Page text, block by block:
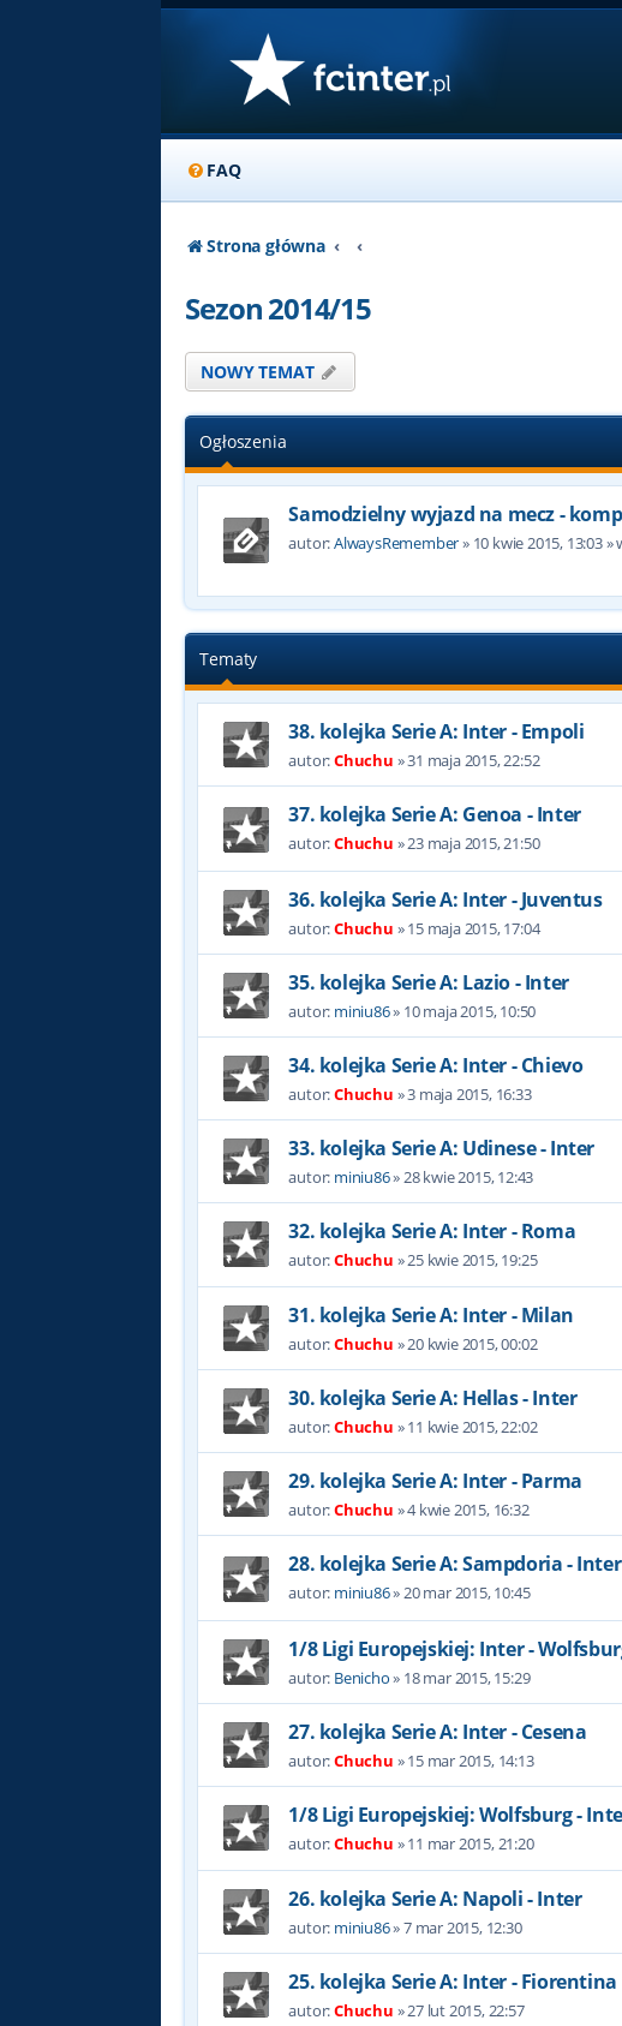
FAQ
Strona główna
Sezon 2014/15
NOWY TEMAT
Ogłoszenia
Samodzielny wyjazd na mecz -
autor:AlwaysRemember» 10 kwie 2015, 13:03»
Tematy
38. kolejka Serie A: Inter - Empoli
autor:Chuchu »31 maja 2015, 22:52
37. kolejka Serie A: Genoa - Inter
autor:Chuchu »23 maja 2015, 21:50
36. kolejka Serie A: Inter - Juventus
autor:Chuchu »15 maja 2015, 17:04
35. kolejka Serie A: Lazio - Inter
autor: miniu86» 10 maja 2015, 10:50
34. kolejka Serie A: Inter - Chievo
autor:Chuchu »3 maja 2015, 16:33
33. kolejka Serie A: Udinese - Inter
autor: miniu86»28 kwie 2015, 12:43
32. kolejka Serie A: Inter - Roma
autor:Chuchu »25 kwie 2015, 19:25
31. kolejka Serie A: Inter - Milan
autor:Chuchu »20 kwie 2015, 00:02
30. kolejka Serie A: Hellas - Inter
autor:Chuchu »11 kwie 2015, 22:02
29. kolejka Serie A: Inter - Parma
autor:Chuchu »4 kwie 2015, 16:32
28. kolejka Serie A: Sampdoria - Inter
autor: miniu86»20 mar 2015, 10:45
1/8 Ligi Europejskiej: Inter -
autor: Benicho» 18 mar 2015, 15:29
27. kolejka Serie A: Inter - Cesena
autor:Chuchu »15 mar 2015, 14:13
1/8 Ligi Europejskiej: Wolfsburg -
autor:Chuchu »11 mar 2015, 21:20
26. kolejka Serie A: Napoli - Inter
autor: miniu86»7 mar 2015, 12:30
25. kolejka Serie A: Inter - Fiorentina
autor:Chuchu »27 lut 2015, 22:57